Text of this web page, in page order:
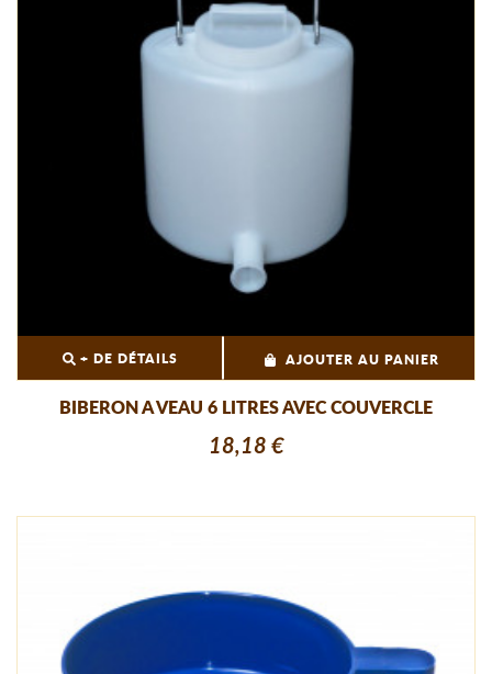
+ DE DÉTAILS AJOUTER AU PANIER
BIBERON A VEAU 6 LITRES AVEC COUVERCLE
18,18 €